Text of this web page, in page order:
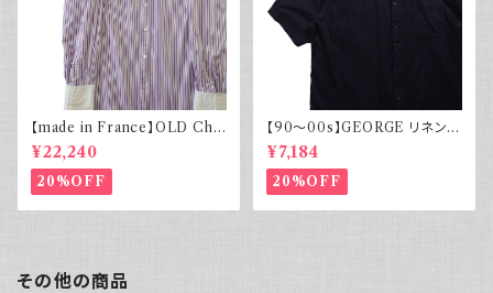
【made in France】OLD Cha
rvet ストライプ 切り替え 紫
¥22,240
20%OFF
【90～00s】GEORGE リネンレ
ーヨンシャツ 黒 ボックスシルエ
ット XL
¥7,184
20%OFF
その他の商品